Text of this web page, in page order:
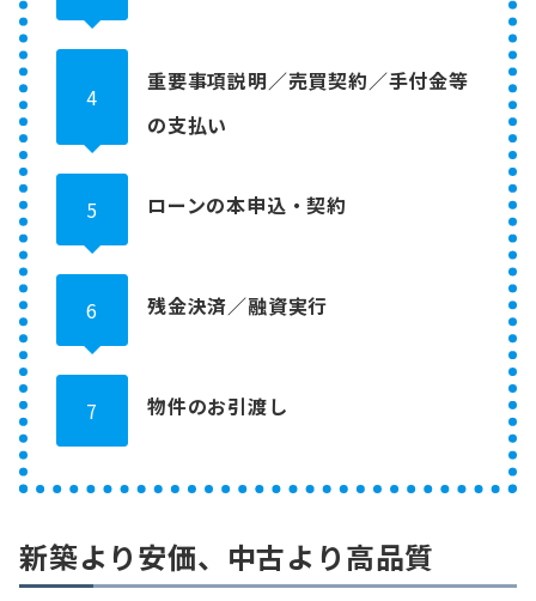
4
重要事項説明／売買契約／手付金等
の支払い
5 ローンの本申込・契約
6 残金決済／融資実行
7 物件のお引渡し
新築より安価、中古より高品質